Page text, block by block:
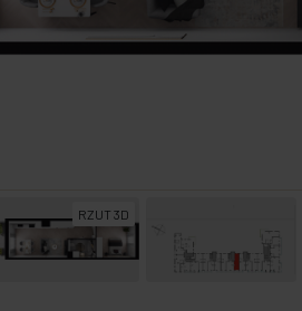
RZUT 3D